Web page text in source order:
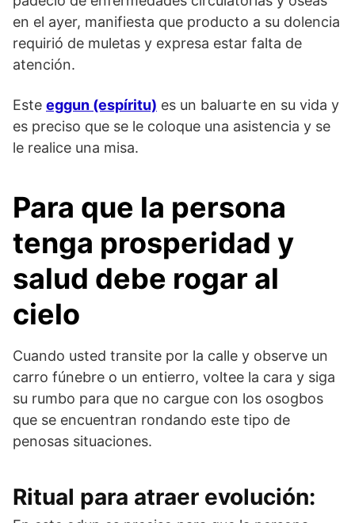
en el ayer, manifiesta que producto a su dolencia
requirió de muletas y expresa estar falta de
atención.
Este eggun (espíritu) es un baluarte en su vida y
es preciso que se le coloque una asistencia y se
le realice una misa.
Para que la persona
tenga prosperidad y
salud debe rogar al
cielo
Cuando usted transite por la calle y observe un
carro fúnebre o un entierro, voltee la cara y siga
su rumbo para que no cargue con los osogbos
que se encuentran rondando este tipo de
penosas situaciones.
Ritual para atraer evolución: